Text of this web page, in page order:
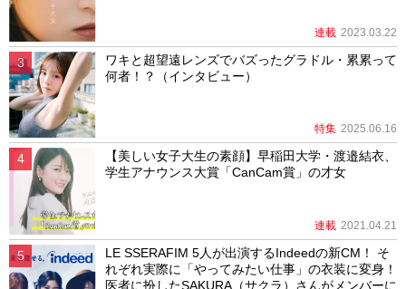
連載 2023.03.22
ワキと超望遠レンズでバズったグラドル・累累って
何者！？（インタビュー）
特集 2025.06.16
【美しい女子大生の素顔】早稲田大学・渡邉結衣、
学生アナウンス大賞「CanCam賞」の才女
連載 2021.04.21
LE SSERAFIM 5人が出演するIndeedの新CM！ そ
れぞれ実際に「やってみたい仕事」の衣装に変身！
医者に扮したSAKURA（サクラ）さんがメンバーに